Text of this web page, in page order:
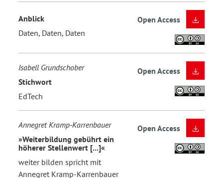
Anblick
Daten, Daten, Daten
Open Access
Isabell Grundschober
Stichwort
EdTech
Open Access
Annegret Kramp-Karrenbauer
»Weiterbildung gebührt ein
höherer Stellenwert [...]«
weiter bilden spricht mit
Annegret Kramp-Karrenbauer
Open Access